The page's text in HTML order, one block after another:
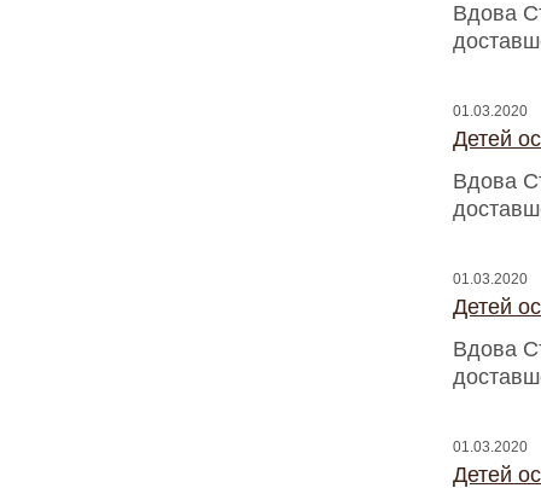
Вдова
01.03.2020
Детей
Вдова
01.03.2020
Детей
Вдова
01.03.2020
Детей